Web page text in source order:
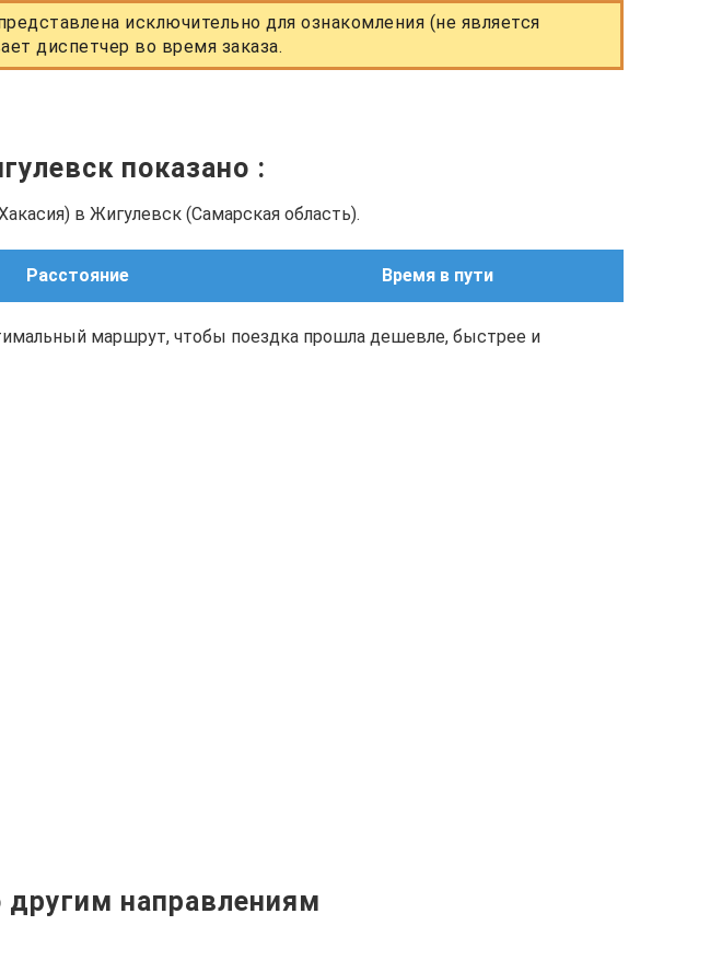
исключительно для ознакомления (не является
диспетчер во время заказа.
показано :
в Жигулевск (Самарская область).
Расстояние Время в пути
маршрут, чтобы поездка прошла дешевле, быстрее и
направлениям